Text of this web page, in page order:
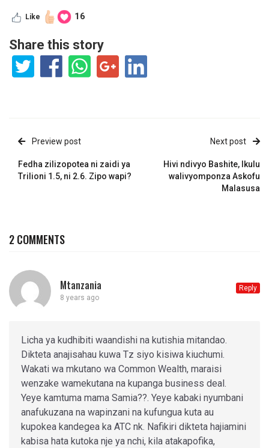
Like 16
Share this story
Preview post
Fedha zilizopotea ni zaidi ya
Trilioni 1.5, ni 2.6. Zipo wapi?
Next post
Hivi ndivyo Bashite, Ikulu
walivyomponza Askofu
Malasusa
2 COMMENTS
Mtanzania
8 years ago
Reply
Licha ya kudhibiti waandishi na kutishia mitandao.
Dikteta anajisahau kuwa Tz siyo kisiwa kiuchumi.
Wakati wa mkutano wa Common Wealth, maraisi
wenzake wamekutana na kupanga business deal.
Yeye kamtuma mama Samia??. Yeye kabaki nyumbani
anafukuzana na wapinzani na kufungua kuta au
kupokea kandegea ka ATC nk. Nafikiri dikteta hajiamini
kabisa hata kutoka nje ya nchi, kila atakapofika,